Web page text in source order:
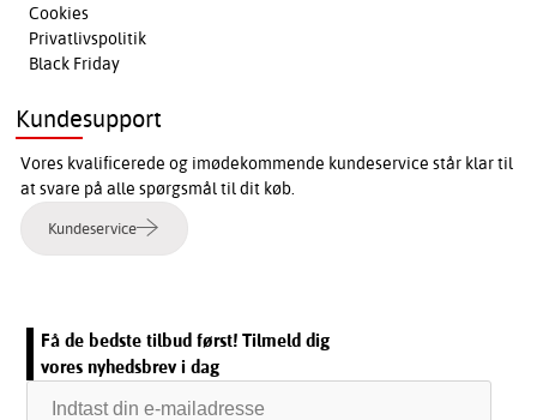
Cookies
Privatlivspolitik
Black Friday
Kundesupport
Vores kvalificerede og imødekommende kundeservice står klar til
at svare på alle spørgsmål til dit køb.
Kundeservice
Få de bedste tilbud først! Tilmeld dig
vores nyhedsbrev i dag